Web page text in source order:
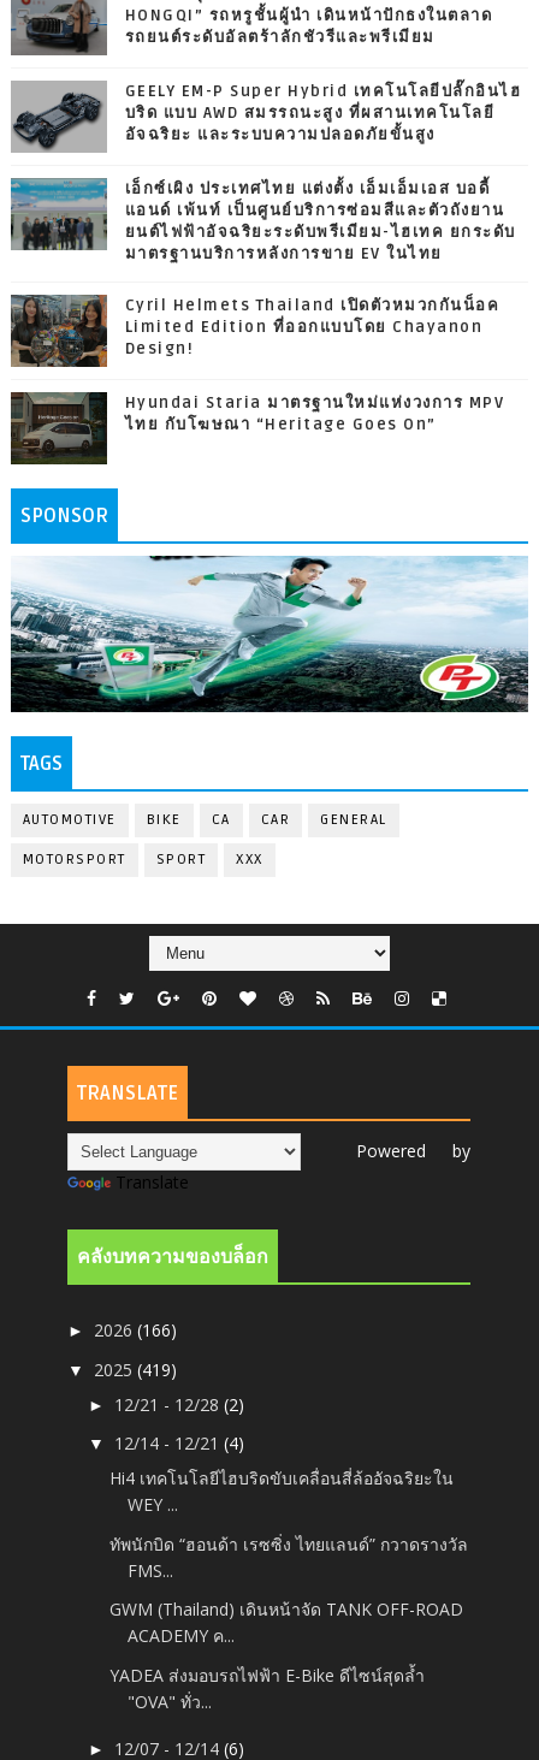
HONGQI” รถหรูชั้นผู้นำ เดินหน้าปักธงในตลาด
รถยนต์ระดับอัลตร้าลักชัวรีและพรีเมียม
GEELY EM-P Super Hybrid เทคโนโลยีปลั๊กอินไฮ
บริด แบบ AWD สมรรถนะสูง ที่ผสานเทคโนโลยี
อัจฉริยะ และระบบความปลอดภัยขั้นสูง
เอ็กซ์เผิง ประเทศไทย แต่งตั้ง เอ็มเอ็มเอส บอดี้
แอนด์ เพ้นท์ เป็นศูนย์บริการซ่อมสีและตัวถังยาน
ยนต์ไฟฟ้าอัจฉริยะระดับพรีเมียม-ไฮเทค ยกระดับ
มาตรฐานบริการหลังการขาย EV ในไทย
Cyril Helmets Thailand เปิดตัวหมวกกันน็อค
Limited Edition ที่ออกแบบโดย Chayanon
Design!
Hyundai Staria มาตรฐานใหม่แห่งวงการ MPV
ไทย กับโฆษณา “Heritage Goes On”
SPONSOR
TAGS
AUTOMOTIVE BIKE CA CAR GENERAL
MOTORSPORT SPORT XXX
TRANSLATE
Powered by
Translate
คลังบทความของบล็อก
► 2026(166)
▼ 2025(419)
► 12/21 - 12/28(2)
▼ 12/14 - 12/21(4)
Hi4 เทคโนโลยีไฮบริดขับเคลื่อนสี่ล้ออัจฉริยะใน
WEY ...
ทัพนักบิด “ฮอนด้า เรซซิ่ง ไทยแลนด์” กวาดรางวัล
FMS...
GWM (Thailand) เดินหน้าจัด TANK OFF-ROAD
ACADEMY ค...
YADEA ส่งมอบรถไฟฟ้า E-Bike ดีไซน์สุดล้ำ
"OVA" ทั่ว...
► 12/07 - 12/14(6)